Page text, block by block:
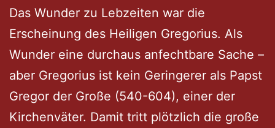
Das Wunder zu Lebzeiten war die
Erscheinung des Heiligen Gregorius. Als
Wunder eine durchaus anfechtbare Sache –
aber Gregorius ist kein Geringerer als Papst
Gregor der Große (540-604), einer der
Kirchenväter. Damit tritt plötzlich die große